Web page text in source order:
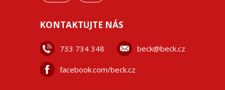
KONTAKTUJTE NÁS
733 734 348 beck@beck.cz
facebook.com/beck.cz